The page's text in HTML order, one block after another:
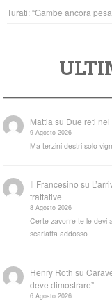
Turati: “Gambe ancora
Mattia su Due reti
9 Agosto 2026
Ma terzini destri solo
Il Francesino su
trattative
8 Agosto 2026
Certe zavorre te le devi
scarlatta addosso
Henry Roth su
deve dimostrare”
6 Agosto 2026